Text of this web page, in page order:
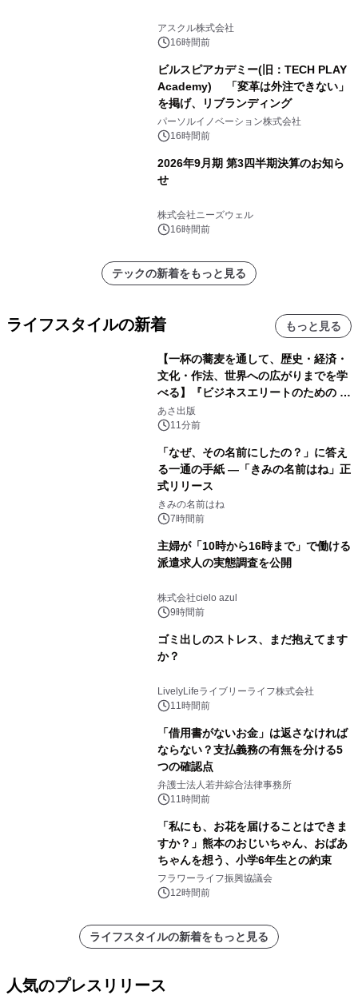
アスクル株式会社
16時間前
ビルスピアカデミー(旧：TECH PLAY
Academy) 「変革は外注できない」
を掲げ、リブランディング
パーソルイノベーション株式会社
16時間前
2026年9月期 第3四半期決算のお知ら
せ
株式会社ニーズウェル
16時間前
テックの新着をもっと見る
ライフスタイルの新着 もっと見る
【一杯の蕎麦を通して、歴史・経済・
文化・作法、世界への広がりまでを学
べる】『ビジネスエリートのための 教
養としての蕎麦』2026年8月25日
（火）発売
あさ出版
11分前
「なぜ、その名前にしたの？」に答え
る一通の手紙 ―「きみの名前はね」正
式リリース
きみの名前はね
7時間前
主婦が「10時から16時まで」で働ける
派遣求人の実態調査を公開
株式会社cielo azul
9時間前
ゴミ出しのストレス、まだ抱えてます
か？
LivelyLifeライブリーライフ株式会社
11時間前
「借用書がないお金」は返さなければ
ならない？支払義務の有無を分ける5
つの確認点
弁護士法人若井綜合法律事務所
11時間前
「私にも、お花を届けることはできま
すか？」熊本のおじいちゃん、おばあ
ちゃんを想う、小学6年生との約束
フラワーライフ振興協議会
12時間前
ライフスタイルの新着をもっと見る
人気のプレスリリース